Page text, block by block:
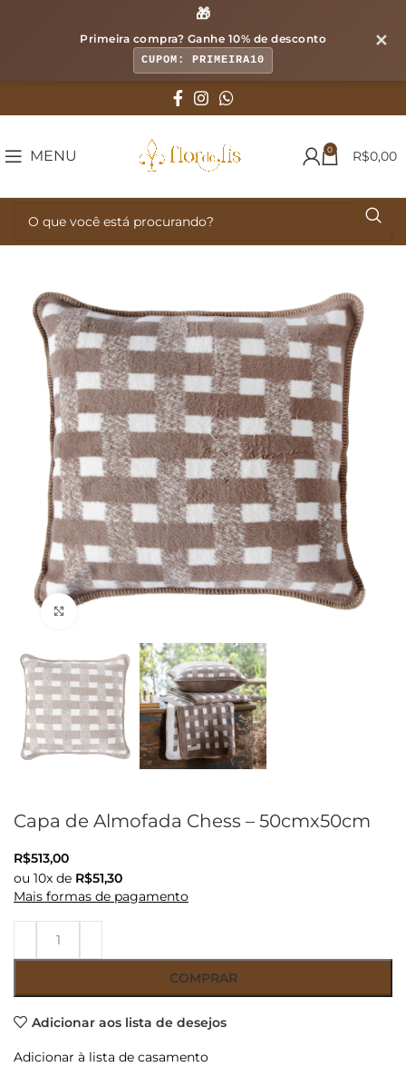
🎁
Primeira compra? Ganhe 10% de desconto
CUPOM: PRIMEIRA10
✕
MENU 0 R$0,00
Capa de Almofada Chess – 50cmx50cm
R$513,00
ou 10x de R$51,30
Mais formas de pagamento
COMPRAR
Adicionar aos lista de desejos
Adicionar à lista de casamento